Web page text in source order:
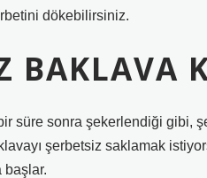
dökebilirsiniz.
BAKLAVA
süre sonra şekerlendiği gibi,
şerbetsiz saklamak
başlar.